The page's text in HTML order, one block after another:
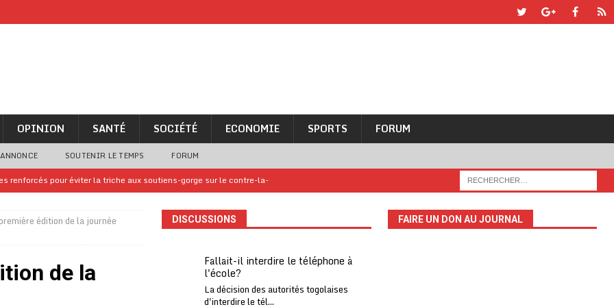
OPINION SANTÉ SOCIÉTÉ ECONOMIE SPORTS FORUM
SOUTENIR LE TEMPS FORUM
renforcés pour éviter la triche aux soutiens-gorge sur le contre-la-
confirme sa présence à la fête nationale
A LA UNE
de loterie gagnant que son propriétaire avait envoyé à un proche
édition de la journée
de la
DISCUSSIONS
Fallait-il interdire le téléphone à
l'école?
La décision des autorités togolaises
d'interdire le tél...
FAIRE UN DON AU JOURNAL